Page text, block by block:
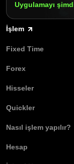
Uygulamayı
İşlem
Fixed Time
Forex
Hisseler
Quickler
Nasıl işlem yapılır?
Hesap